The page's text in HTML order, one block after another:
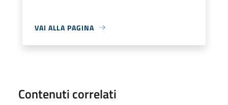
VAI ALLA PAGINA
Contenuti correlati